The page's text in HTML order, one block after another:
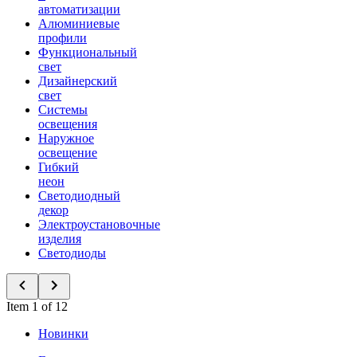
автоматизации
Алюминиевые
профили
Функциональный
свет
Дизайнерский
свет
Системы
освещения
Наружное
освещение
Гибкий
неон
Светодиодный
декор
Электроустановочные
изделия
Светодиоды
Item 1 of 12
Новинки